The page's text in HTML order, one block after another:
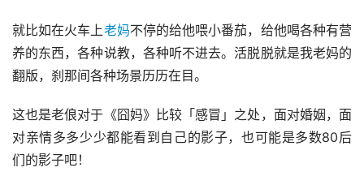
就比如在火车上老妈不停的给他喂小番茄，给他喝各种有营
养的东西，各种说教，各种听不进去。活脱脱就是我老妈的
翻版，刹那间各种场景历历在目。
这也是老俍对于《囧妈》比较「感冒」之处，面对婚姻，面
对亲情多多少少都能看到自己的影子，也可能是多数80后
们的影子吧！